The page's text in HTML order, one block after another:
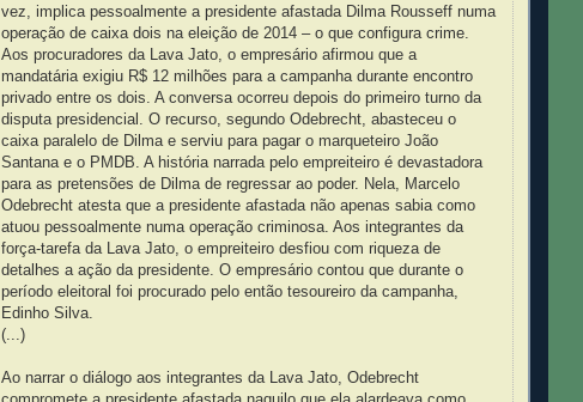
vez, implica pessoalmente a presidente afastada Dilma Rousseff numa
operação de caixa dois na eleição de 2014 – o que configura crime.
Aos procuradores da Lava Jato, o empresário afirmou que a
mandatária exigiu R$ 12 milhões para a campanha durante encontro
privado entre os dois. A conversa ocorreu depois do primeiro turno da
disputa presidencial. O recurso, segundo Odebrecht, abasteceu o
caixa paralelo de Dilma e serviu para pagar o marqueteiro João
Santana e o PMDB. A história narrada pelo empreiteiro é devastadora
para as pretensões de Dilma de regressar ao poder. Nela, Marcelo
Odebrecht atesta que a presidente afastada não apenas sabia como
atuou pessoalmente numa operação criminosa. Aos integrantes da
força-tarefa da Lava Jato, o empreiteiro desfiou com riqueza de
detalhes a ação da presidente. O empresário contou que durante o
período eleitoral foi procurado pelo então tesoureiro da campanha,
Edinho Silva.
(...)
Ao narrar o diálogo aos integrantes da Lava Jato, Odebrecht